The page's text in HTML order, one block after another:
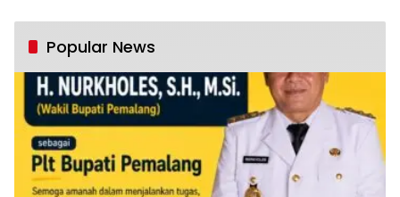
Tumbuh Tapi Rapuh
Popular News